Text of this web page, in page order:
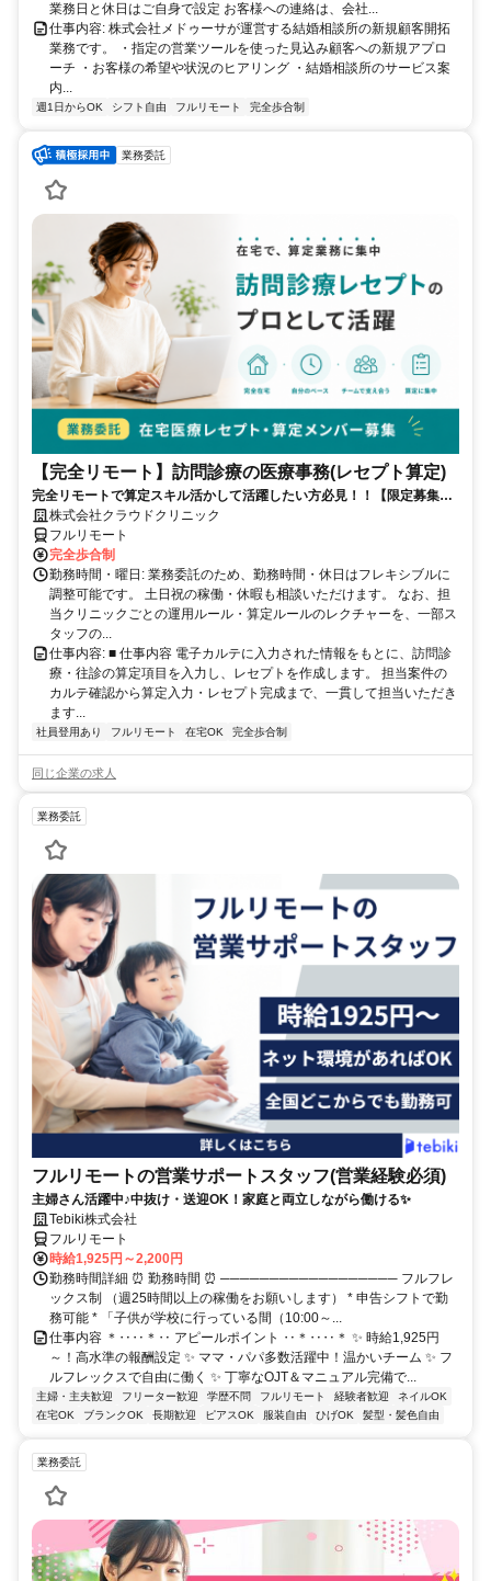
業務日と休日はご自身で設定 お客様への連絡は、会社...
仕事内容: 株式会社メドゥーサが運営する結婚相談所の新規顧客開拓
業務です。 ・指定の営業ツールを使った見込み顧客への新規アプロ
ーチ ・お客様の希望や状況のヒアリング ・結婚相談所のサービス案
内...
週1日からOK シフト自由 フルリモート 完全歩合制
業務委託
【完全リモート】訪問診療の医療事務(レセプト算定)
完全リモートで算定スキル活かして活躍したい方必見！！【限定募集】
完全リモート｜在宅医療レセプト算定（成果報酬型／業務委託）
株式会社クラウドクリニック
フルリモート
完全歩合制
勤務時間・曜日: 業務委託のため、勤務時間・休日はフレキシブルに
調整可能です。 土日祝の稼働・休暇も相談いただけます。 なお、担
当クリニックごとの運用ルール・算定ルールのレクチャーを、一部ス
タッフの...
仕事内容: ■ 仕事内容 電子カルテに入力された情報をもとに、訪問診
療・往診の算定項目を入力し、レセプトを作成します。 担当案件の
カルテ確認から算定入力・レセプト完成まで、一貫して担当いただき
ます...
社員登用あり フルリモート 在宅OK 完全歩合制
同じ企業の求人
業務委託
フルリモートの営業サポートスタッフ(営業経験必須)
主婦さん活躍中♪中抜け・送迎OK！家庭と両立しながら働ける✨
Tebiki株式会社
フルリモート
時給1,925円～2,200円
勤務時間詳細 ⏰ 勤務時間 ⏰ ────────────────── フルフレ
ックス制 （週25時間以上の稼働をお願いします） * 申告シフトで勤
務可能 * 「子供が学校に行っている間（10:00～...
仕事内容 ＊‥‥＊‥ アピールポイント ‥＊‥‥＊ ✨ 時給1,925円
～！高水準の報酬設定 ✨ ママ・パパ多数活躍中！温かいチーム ✨ フ
ルフレックスで自由に働く ✨ 丁寧なOJT＆マニュアル完備で...
主婦・主夫歓迎 フリーター歓迎 学歴不問 フルリモート 経験者歓迎
ネイルOK
在宅OK
ブランクOK 長期歓迎 ピアスOK 服装自由 ひげOK 髪型・髪色自由
業務委託